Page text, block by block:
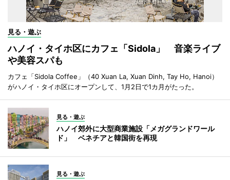
見る・遊ぶ
ハノイ・タイホ区にカフェ「Sidola」 音楽ライブ
や美容スパも
カフェ「Sidola Coffee」（40 Xuan La, Xuan Dinh, Tay Ho, Hanoi）
がハノイ・タイホ区にオープンして、1月2日で1カ月がたった。
見る・遊ぶ
ハノイ郊外に大型商業施設「メガグランドワール
ド」 ベネチアと韓国街を再現
見る・遊ぶ